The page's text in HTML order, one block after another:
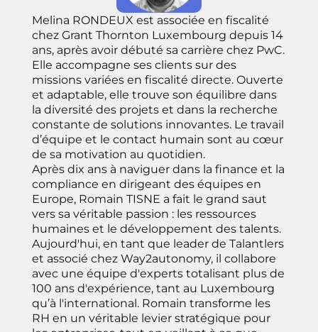
Melina RONDEUX est associée en fiscalité
chez Grant Thornton Luxembourg depuis 14
ans, après avoir débuté sa carrière chez PwC.
Elle accompagne ses clients sur des
missions variées en fiscalité directe. Ouverte
et adaptable, elle trouve son équilibre dans
la diversité des projets et dans la recherche
constante de solutions innovantes. Le travail
d’équipe et le contact humain sont au cœur
de sa motivation au quotidien.
Après dix ans à naviguer dans la finance et la
compliance en dirigeant des équipes en
Europe, Romain TISNE a fait le grand saut
vers sa véritable passion : les ressources
humaines et le développement des talents.
Aujourd'hui, en tant que leader de Talantlers
et associé chez Way2autonomy, il collabore
avec une équipe d'experts totalisant plus de
100 ans d'expérience, tant au Luxembourg
qu’à l'international. Romain transforme les
RH en un véritable levier stratégique pour